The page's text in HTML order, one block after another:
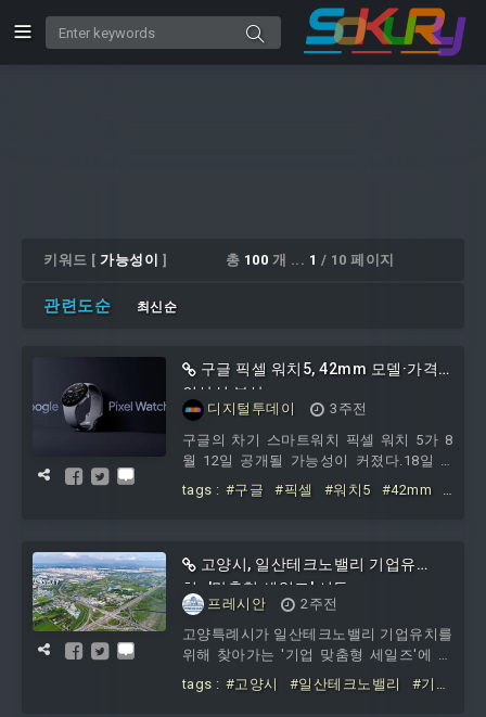
키워드 [ 가능성이 ] 총 100 개 ... 1 / 10 페이지
관련도순 최신순
구글 픽셀 워치5, 42mm 모델·가격
인상설 부상
디지털투데이
3주전
구글의 차기 스마트워치 픽셀 워치 5가 8
월 12일 공개될 가능성이 커졌다.18일 IT
매체 테크레이더에 따르면 구글은 새 픽셀
폰 사전 주문을 8월 12일부터 시작한다고
까지 나온 픽셀 워치 5 관련 정보는 모두
공식 발표 전 유출 내용이다. 다만 지난해
메이드 바이 구글 행사가 8월 20일 열렸고,
올해도 비슷한 시기에 신제품 공개가 이뤄
질 가능성이 거론된다.유출 렌더상 외형은
픽셀 워치 4와 매우 비슷하다
tags : #구글 #픽셀 #워치5 #42mm
고양시, 일산테크노밸리 기업유
치…'맞춤형 세일즈' 시동
프레시안
2주전
고양특례시가 일산테크노밸리 기업유치를
위해 찾아가는 '기업 맞춤형 세일즈'에 나
섰다. 시는 28일 성장 가능성이 높은 수도
권 서북부 주요 공장 등록기업 92개사에
tags : #고양시 #일산테크노밸리
#기업